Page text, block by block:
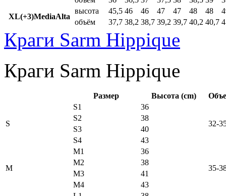
XL(+3)MediaAlta
высота 45,5 46 46 47 47 48 48
объём
37,7 38,2 38,7 39,2 39,7 40,2 40,7
Краги Sarm Hippique
Краги Sarm Hippique
Размер Высота (cm)
S
S1
36
32-
S2
38
S3
40
S4
43
M
M1
36
35-
M2
38
M3
41
M4
43